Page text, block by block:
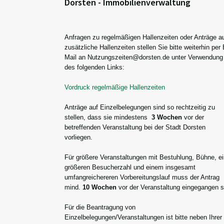
Anfragen zu regelmäßigen Hallenzeiten oder Anträge
zusätzliche Hallenzeiten stellen Sie bitte weiterhin per
Mail an Nutzungszeiten@dorsten.de unter Verwendung
des folgenden Links:
Vordruck regelmäßige Hallenzeiten
Anträge auf Einzelbelegungen sind so rechtzeitig zu
stellen, dass sie mindestens 3 Wochen vor der
betreffenden Veranstaltung bei der Stadt Dorsten
vorliegen.
Für größere Veranstaltungen mit Bestuhlung, Bühne,
größeren Besucherzahl und einem insgesamt
umfangreichereren Vorbereitungslauf muss der Antrag
mind. 10 Wochen vor der Veranstaltung eingegangen
Für die Beantragung von
Einzelbelegungen/Veranstaltungen ist bitte neben Ihrer